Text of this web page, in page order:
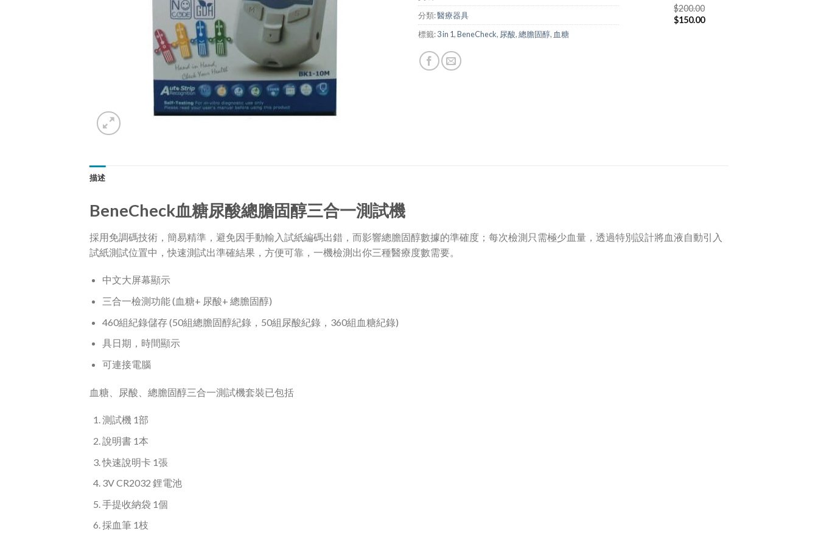
分類:醫療器具
標籤:3 in 1,BeneCheck, 尿酸,總膽固醇, 血糖
$200.00
$150.00
描述
BeneCheck血糖尿酸總膽固醇三合一測試機
採用免調碼技術，簡易精準，避免因手動輸入試紙編碼出錯，而影響總膽固醇數據的準確度；每次檢測只需極少血量，透過特別設計將血液自動引入
試紙測試位置中，快速測試出準確結果，方便可靠，一機檢測出你三種醫療度數需要。
中文大屏幕顯示
三合一檢測功能 (血糖+ 尿酸+ 總膽固醇)
460組紀錄儲存 (50組總膽固醇紀錄，50組尿酸紀錄，360組血糖紀錄)
具日期，時間顯示
可連接電腦
血糖、尿酸、總膽固醇三合一測試機套裝已包括
測試機 1部
說明書 1本
快速說明卡 1張
3V CR2032 鋰電池
手提收納袋 1個
採血筆 1枝